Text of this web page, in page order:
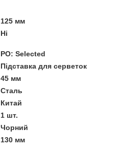
125 мм
Ні
PO: Selected
Підставка для серветок
45 мм
Сталь
Китай
1 шт.
Чорний
130 мм